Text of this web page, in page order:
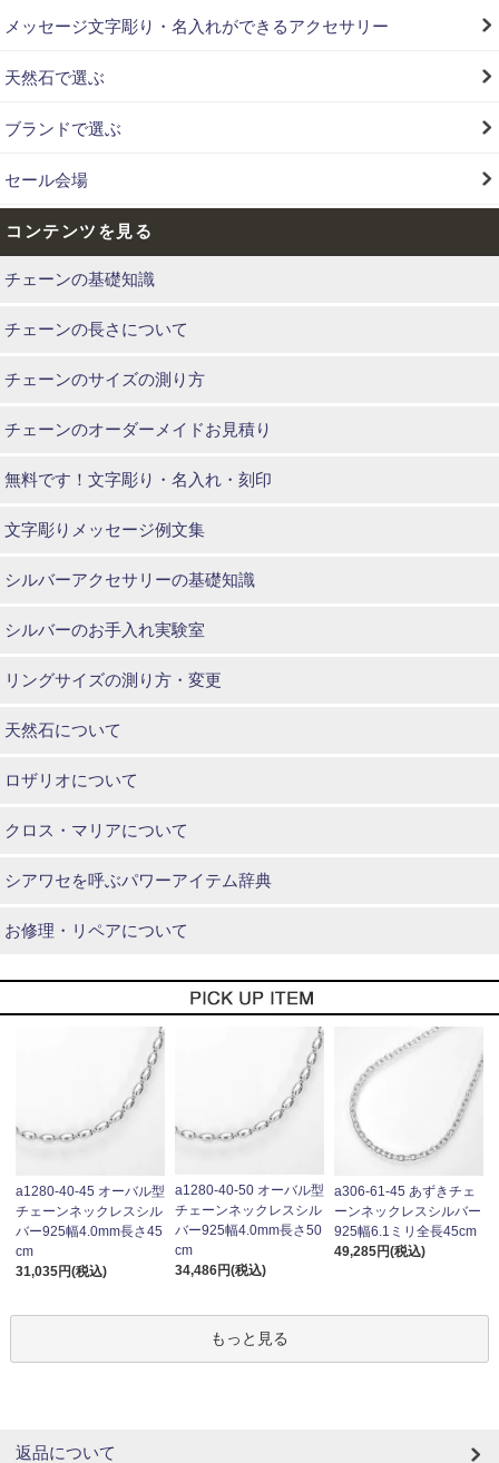
メッセージ文字彫り・名入れができるアクセサリー
天然石で選ぶ
ブランドで選ぶ
セール会場
コンテンツを見る
チェーンの基礎知識
チェーンの長さについて
チェーンのサイズの測り方
チェーンのオーダーメイドお見積り
無料です！文字彫り・名入れ・刻印
文字彫りメッセージ例文集
シルバーアクセサリーの基礎知識
シルバーのお手入れ実験室
リングサイズの測り方・変更
天然石について
ロザリオについて
クロス・マリアについて
シアワセを呼ぶパワーアイテム辞典
お修理・リペアについて
a1280-40-45 オーバル型
チェーンネックレスシル
バー925幅4.0mm長さ45
cm
31,035円(税込)
a1280-40-50 オーバル型
チェーンネックレスシル
バー925幅4.0mm長さ50
cm
34,486円(税込)
a306-61-45 あずきチェ
ーンネックレスシルバー
925幅6.1ミリ全長45cm
49,285円(税込)
もっと見る
返品について